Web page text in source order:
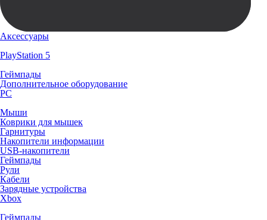
Аксессуары
PlayStation 5
Геймпады
Дополнительное оборудование
PC
Мыши
Коврики для мышек
Гарнитуры
Накопители информации
USB-накопители
Геймпады
Рули
Кабели
Зарядные устройства
Xbox
Геймпады